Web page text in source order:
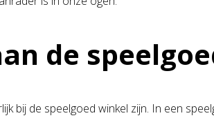
de
bij de speelgoed winkel zijn. In een